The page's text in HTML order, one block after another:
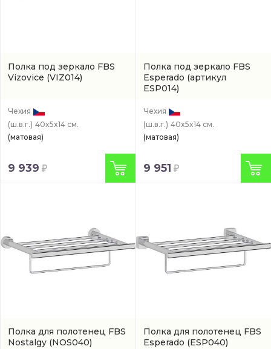
Полка под зеркало FBS
Vizovice (VIZ014)
Чехия
(ш.в.г.) 40x5x14 см.
(матовая)
9 939
Полка под зеркало FBS
Esperado (артикул
ESP014)
Чехия
(ш.в.г.) 40x5x14 см.
(матовая)
9 951
Полка для полотенец FBS
Nostalgy (NOS040)
Полка для полотенец FBS
Esperado (ESP040)